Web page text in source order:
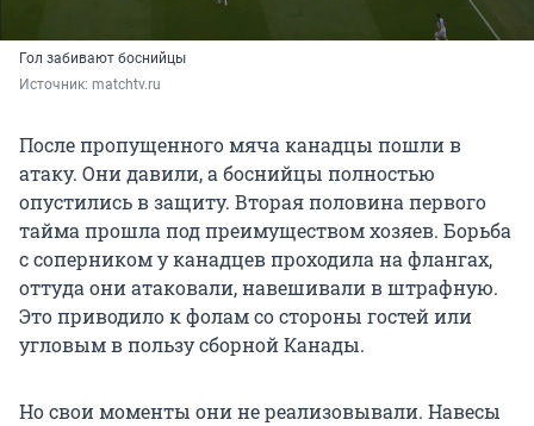
Гол забивают боснийцы
Источник: matchtv.ru
После пропущенного мяча канадцы пошли в
атаку. Они давили, а боснийцы полностью
опустились в защиту. Вторая половина первого
тайма прошла под преимуществом хозяев. Борьба
с соперником у канадцев проходила на флангах,
оттуда они атаковали, навешивали в штрафную.
Это приводило к фолам со стороны гостей или
угловым в пользу сборной Канады.
Но свои моменты они не реализовывали. Навесы